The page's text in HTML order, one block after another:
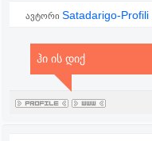
ავტორი Satadarigo-Profili
ჰი ის დიქ